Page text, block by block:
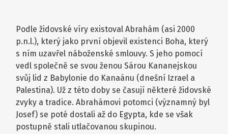
Podle židovské víry existoval Abrahám (asi 2000
p.n.l.), který jako první objevil existenci Boha, který
s ním uzavřel náboženské smlouvy. S jeho pomocí
vedl společně se svou ženou Sárou Kananejskou
svůj lid z Babylonie do Kanaánu (dnešní Izrael a
Palestina). Už z této doby se časují některé židovské
zvyky a tradice. Abrahámovi potomci (významný byl
Josef) se poté dostali až do Egypta, kde se však
postupně stali utlačovanou skupinou.